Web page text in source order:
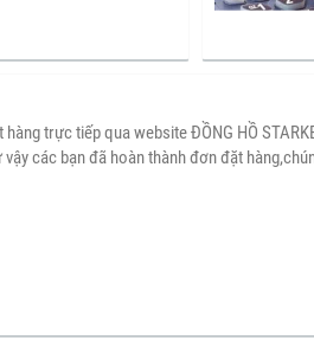
trực tiếp qua website ĐỒNG HỒ
các bạn đã hoàn thành đơn đặt
trợ mua hàng nhanh